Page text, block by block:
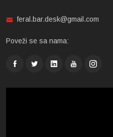
feral.bar.desk@gmail.com
Poveži se sa nama: